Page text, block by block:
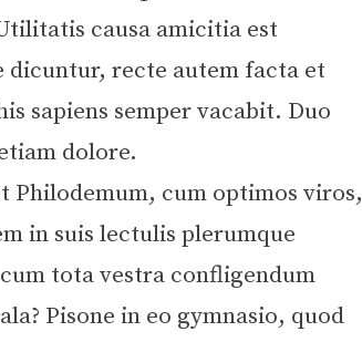
causa amicitia est
dicuntur, recte autem facta et
sapiens semper vacabit. Duo
dolore.
Philodemum, cum optimos viros,
in suis lectulis plerumque
tota vestra confligendum
Pisone in eo gymnasio, quod